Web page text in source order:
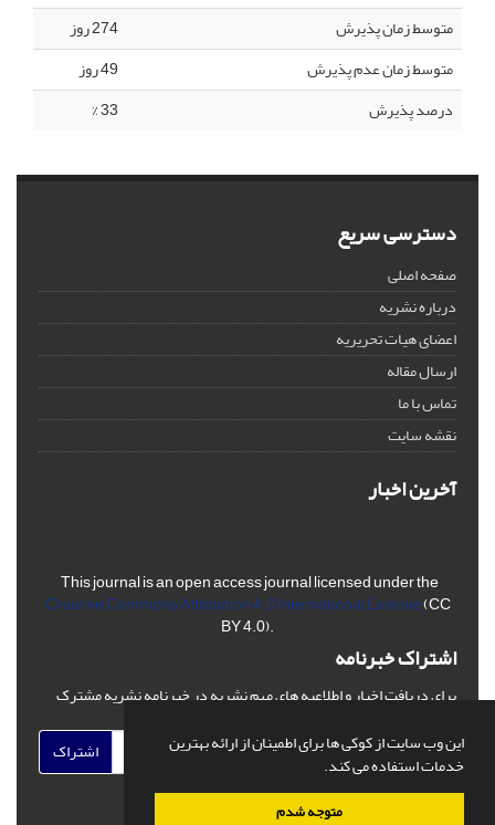
این وب سایت از کوکی ها برای اطمینان از ارائه بهترین
خدمات استفاده می کند.
متوجه شدم
متوسط زمان پذیرش
274 روز
متوسط زمان عدم پذیرش
49 روز
درصد پذیرش
33 %
دسترسی سریع
صفحه اصلی
درباره نشریه
اعضای هیات تحریریه
ارسال مقاله
تماس با ما
نقشه سایت
آخرین اخبار
This journal is an open access journal licensed under the
Creative Commons Attribution 4.0 International License(CC
BY 4.0).
اشتراک خبرنامه
برای دریافت اخبار و اطلاعیه های مهم نشریه در خبرنامه نشریه مشترک
اشتراک